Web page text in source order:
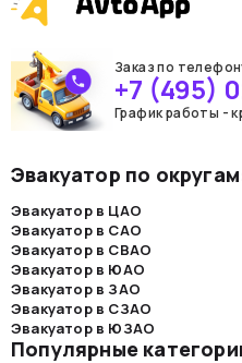
Заказ по
+7 (495)
График работы -
Эвакуатор по
Эвакуатор в ЦАО
Эвакуатор в САО
Эвакуатор в СВАО
Эвакуатор в ЮАО
Эвакуатор в ЗАО
Эвакуатор в СЗАО
Эвакуатор в ЮЗАО
Популярные